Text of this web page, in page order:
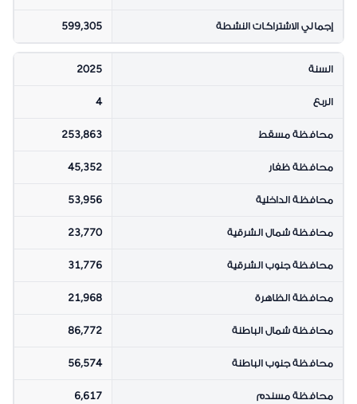
إجمالي الاشتراكات النشطة 599,305
السنة 2025
الربع 4
محافظة مسقط 253,863
محافظة ظفار 45,352
محافظة الداخلية 53,956
محافظة شمال الشرقية 23,770
محافظة جنوب الشرقية 31,776
محافظة الظاهرة 21,968
محافظة شمال الباطنة 86,772
محافظة جنوب الباطنة 56,574
محافظة مسندم 6,617